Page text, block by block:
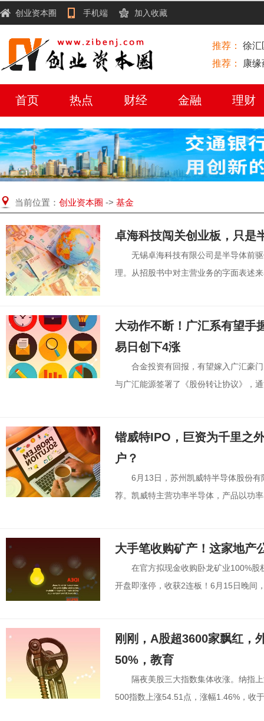
创业资本圈 手机端 加入收藏
推荐：
徐汇
推荐：
康
首页 热点 财经 金融 理财
当前位置： 创业资本圈 -> 基金
卓海科技闯关创业板，只是
无锡卓海科技有限公司是半导体前
理。从招股书中对主营业务的字面表述
大动作不断！广汇系有望手
易日创下4涨
合金投资有回报，有望嫁入广汇豪
与广汇能源签署了《股份转让协议》，
锴威特IPO，巨资为千里之
户？
6月13日，苏州凯威特半导体股份
荐。凯威特主营功率半导体，产品以功
大手笔收购矿产！这家地产
在官方拟现金收购卧龙矿业100%
开盘即涨停，收获2连板！6月15日晚间
刚刚，A股超3600家飘红，
50%，教育
隔夜美股三大指数集体收涨。纳指
500指数上涨54.51点，涨幅1.46%，收